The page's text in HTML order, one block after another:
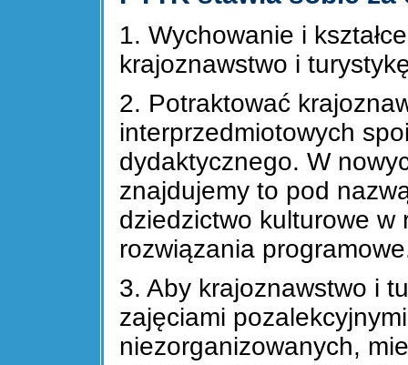
1. Wychowanie i
krajoznawstwo i
2. Potraktować
interprzedmiotowych
dydaktycznego. W
znajdujemy to pod
dziedzictwo kulturowe
rozwiązania
3. Aby krajoznawstwo i
zajęciami
niezorganizowanych,